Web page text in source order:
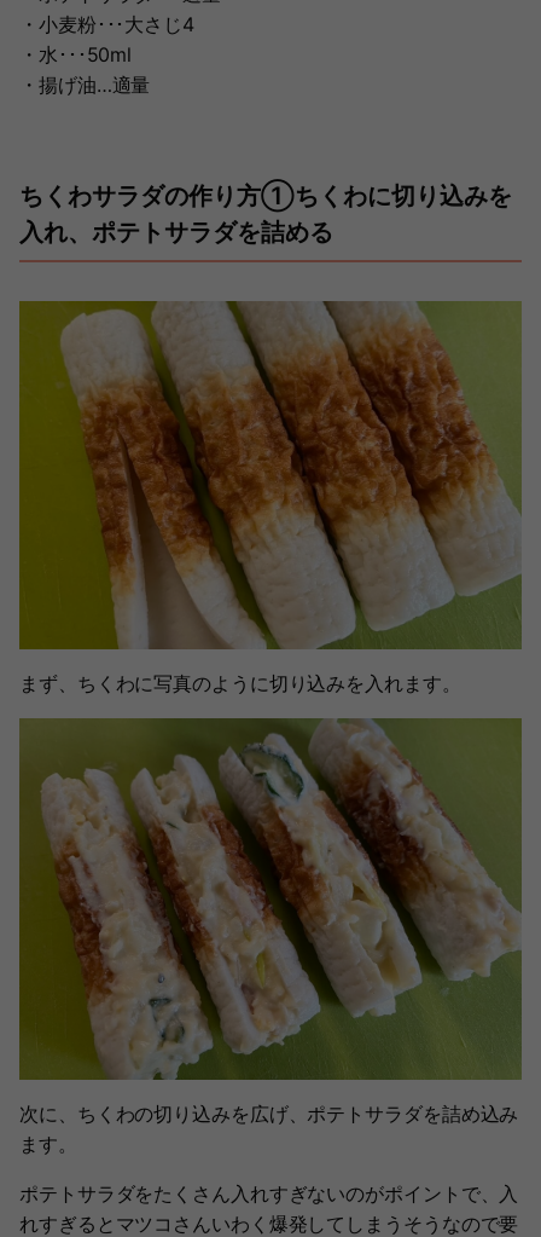
・小麦粉･･･大さじ4
・水･･･50ml
・揚げ油…適量
ちくわサラダの作り方①ちくわに切り込みを
入れ、ポテトサラダを詰める
まず、ちくわに写真のように切り込みを入れます。
次に、ちくわの切り込みを広げ、ポテトサラダを詰め込み
ます。
ポテトサラダをたくさん入れすぎないのがポイントで、入
れすぎるとマツコさんいわく爆発してしまうそうなので要